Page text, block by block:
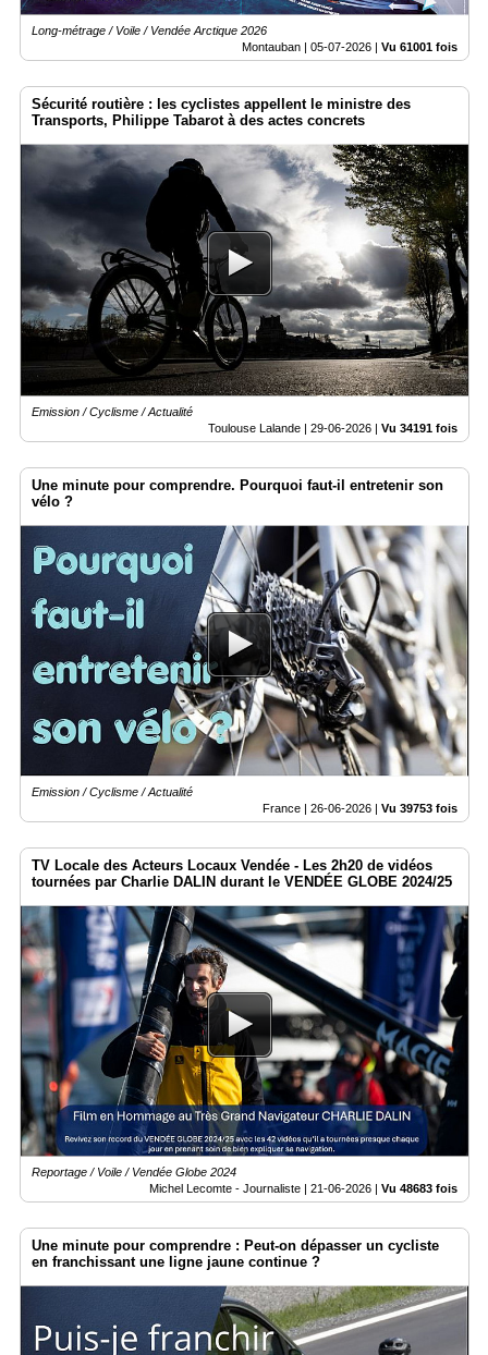
Long-métrage / Voile / Vendée Arctique 2026
Montauban | 05-07-2026 | Vu 61001 fois
Sécurité routière : les cyclistes appellent le ministre des
Transports, Philippe Tabarot à des actes concrets
Emission / Cyclisme / Actualité
Toulouse Lalande | 29-06-2026 | Vu 34191 fois
Une minute pour comprendre. Pourquoi faut-il entretenir son
vélo ?
Emission / Cyclisme / Actualité
France | 26-06-2026 | Vu 39753 fois
TV Locale des Acteurs Locaux Vendée - Les 2h20 de vidéos
tournées par Charlie DALIN durant le VENDÉE GLOBE 2024/25
Reportage / Voile / Vendée Globe 2024
Michel Lecomte - Journaliste | 21-06-2026 | Vu 48683 fois
Une minute pour comprendre : Peut-on dépasser un cycliste
en franchissant une ligne jaune continue ?